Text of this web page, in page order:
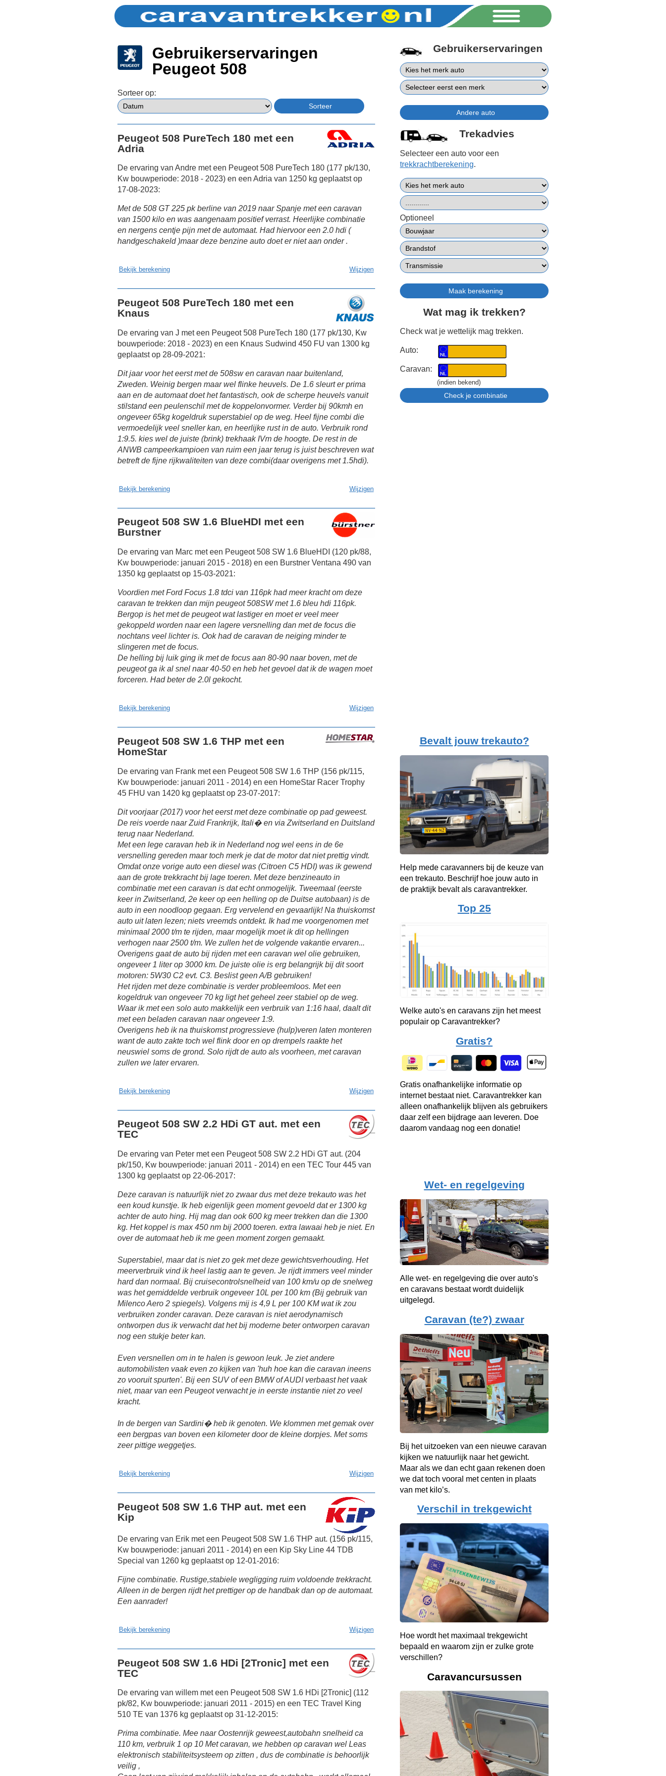
Gebruikerservaringen
Peugeot 508
Sorteer op:
Peugeot 508 PureTech 180 met een
Adria
De ervaring van Andre met een Peugeot 508 PureTech 180 (177 pk/130,
Kw bouwperiode: 2018 - 2023) en een Adria van 1250 kg geplaatst op
17-08-2023:
Met de 508 GT 225 pk berline van 2019 naar Spanje met een caravan
van 1500 kilo en was aangenaam positief verrast. Heerlijke combinatie
en nergens centje pijn met de automaat. Had hiervoor een 2.0 hdi (
handgeschakeld )maar deze benzine auto doet er niet aan onder .
Bekijk berekening Wijzigen
Peugeot 508 PureTech 180 met een
Knaus
De ervaring van J met een Peugeot 508 PureTech 180 (177 pk/130, Kw
bouwperiode: 2018 - 2023) en een Knaus Sudwind 450 FU van 1300 kg
geplaatst op 28-09-2021:
Dit jaar voor het eerst met de 508sw en caravan naar buitenland,
Zweden. Weinig bergen maar wel flinke heuvels. De 1.6 sleurt er prima
aan en de automaat doet het fantastisch, ook de scherpe heuvels vanuit
stilstand een peulenschil met de koppelonvormer. Verder bij 90kmh en
ongeveer 65kg kogeldruk superstabiel op de weg. Heel fijne combi die
vermoedelijk veel sneller kan, en heerlijke rust in de auto. Verbruik rond
1:9.5. kies wel de juiste (brink) trekhaak IVm de hoogte. De rest in de
ANWB campeerkampioen van ruim een jaar terug is juist beschreven wat
betreft de fijne rijkwaliteiten van deze combi(daar overigens met 1.5hdi).
Bekijk berekening Wijzigen
Peugeot 508 SW 1.6 BlueHDI met een
Burstner
De ervaring van Marc met een Peugeot 508 SW 1.6 BlueHDI (120 pk/88,
Kw bouwperiode: januari 2015 - 2018) en een Burstner Ventana 490 van
1350 kg geplaatst op 15-03-2021:
Voordien met Ford Focus 1.8 tdci van 116pk had meer kracht om deze
caravan te trekken dan mijn peugeot 508SW met 1.6 bleu hdi 116pk.
Bergop is het met de peugeot wat lastiger en moet er veel meer
gekoppeld worden naar een lagere versnelling dan met de focus die
nochtans veel lichter is. Ook had de caravan de neiging minder te
slingeren met de focus.
De helling bij luik ging ik met de focus aan 80-90 naar boven, met de
peugeot ga ik al snel naar 40-50 en heb het gevoel dat ik de wagen moet
forceren. Had beter de 2.0l gekocht.
Bekijk berekening Wijzigen
Peugeot 508 SW 1.6 THP met een
HomeStar
De ervaring van Frank met een Peugeot 508 SW 1.6 THP (156 pk/115,
Kw bouwperiode: januari 2011 - 2014) en een HomeStar Racer Trophy
45 FHU van 1420 kg geplaatst op 23-07-2017:
Dit voorjaar (2017) voor het eerst met deze combinatie op pad geweest.
De reis voerde naar Zuid Frankrijk, Itali� en via Zwitserland en Duitsland
terug naar Nederland.
Met een lege caravan heb ik in Nederland nog wel eens in de 6e
versnelling gereden maar toch merk je dat de motor dat niet prettig vindt.
Omdat onze vorige auto een diesel was (Citroen C5 HDI) was ik gewend
aan de grote trekkracht bij lage toeren. Met deze benzineauto in
combinatie met een caravan is dat echt onmogelijk. Tweemaal (eerste
keer in Zwitserland, 2e keer op een helling op de Duitse autobaan) is de
auto in een noodloop gegaan. Erg vervelend en gevaarlijk! Na thuiskomst
auto uit laten lezen; niets vreemds ontdekt. Ik had me voorgenomen met
minimaal 2000 t/m te rijden, maar mogelijk moet ik dit op hellingen
verhogen naar 2500 t/m. We zullen het de volgende vakantie ervaren...
Overigens gaat de auto bij rijden met een caravan wel olie gebruiken,
ongeveer 1 liter op 3000 km. De juiste olie is erg belangrijk bij dit soort
motoren: 5W30 C2 evt. C3. Beslist geen A/B gebruiken!
Het rijden met deze combinatie is verder probleemloos. Met een
kogeldruk van ongeveer 70 kg ligt het geheel zeer stabiel op de weg.
Waar ik met een solo auto makkelijk een verbruik van 1:16 haal, daalt dit
met een beladen caravan naar ongeveer 1:9.
Overigens heb ik na thuiskomst progressieve (hulp)veren laten monteren
want de auto zakte toch wel flink door en op drempels raakte het
neuswiel soms de grond. Solo rijdt de auto als voorheen, met caravan
zullen we later ervaren.
Bekijk berekening Wijzigen
Peugeot 508 SW 2.2 HDi GT aut. met een
TEC
De ervaring van Peter met een Peugeot 508 SW 2.2 HDi GT aut. (204
pk/150, Kw bouwperiode: januari 2011 - 2014) en een TEC Tour 445 van
1300 kg geplaatst op 22-06-2017:
Deze caravan is natuurlijk niet zo zwaar dus met deze trekauto was het
een koud kunstje. Ik heb eigenlijk geen moment gevoeld dat er 1300 kg
achter de auto hing. Hij mag dan ook 600 kg meer trekken dan die 1300
kg. Het koppel is max 450 nm bij 2000 toeren. extra lawaai heb je niet. En
over de automaat heb ik me geen moment zorgen gemaakt.
Superstabiel, maar dat is niet zo gek met deze gewichtsverhouding. Het
meerverbruik vind ik heel lastig aan te geven. Je rijdt immers veel minder
hard dan normaal. Bij cruisecontrolsnelheid van 100 km/u op de snelweg
was het gemiddelde verbruik ongeveer 10L per 100 km (Bij gebruik van
Milenco Aero 2 spiegels). Volgens mij is 4,9 L per 100 KM wat ik zou
verbruiken zonder caravan. Deze caravan is niet aerodynamisch
ontworpen dus ik verwacht dat het bij moderne beter ontworpen caravan
nog een stukje beter kan.
Even versnellen om in te halen is gewoon leuk. Je ziet andere
automobilisten vaak even zo kijken van 'huh hoe kan die caravan ineens
zo vooruit spurten'. Bij een SUV of een BMW of AUDI verbaast het vaak
niet, maar van een Peugeot verwacht je in eerste instantie niet zo veel
kracht.
In de bergen van Sardini� heb ik genoten. We klommen met gemak over
een bergpas van boven een kilometer door de kleine dorpjes. Met soms
zeer pittige weggetjes.
Bekijk berekening Wijzigen
Peugeot 508 SW 1.6 THP aut. met een
Kip
De ervaring van Erik met een Peugeot 508 SW 1.6 THP aut. (156 pk/115,
Kw bouwperiode: januari 2011 - 2014) en een Kip Sky Line 44 TDB
Special van 1260 kg geplaatst op 12-01-2016:
Fijne combinatie. Rustige,stabiele wegligging ruim voldoende trekkracht.
Alleen in de bergen rijdt het prettiger op de handbak dan op de automaat.
Een aanrader!
Bekijk berekening Wijzigen
Peugeot 508 SW 1.6 HDi [2Tronic] met een
TEC
De ervaring van willem met een Peugeot 508 SW 1.6 HDi [2Tronic] (112
pk/82, Kw bouwperiode: januari 2011 - 2015) en een TEC Travel King
510 TE van 1376 kg geplaatst op 31-12-2015:
Prima combinatie. Mee naar Oostenrijk geweest,autobahn snelheid ca
110 km, verbruik 1 op 10 Met caravan, we hebben op caravan wel Leas
elektronisch stabiliteitsysteem op zitten , dus de combinatie is behoorlijk
veilig ,
Gebruikerservaringen
Trekadvies
Selecteer een auto voor een
trekkrachtberekening.
Optioneel
Wat mag ik trekken?
Check wat je wettelijk mag trekken.
Auto:
Caravan:
(indien bekend)
Bevalt jouw trekauto?
Help mede caravanners bij de keuze van
een trekauto. Beschrijf hoe jouw auto in
de praktijk bevalt als caravantrekker.
Top 25
Welke auto's en caravans zijn het meest
populair op Caravantrekker?
Gratis?
Gratis onafhankelijke informatie op
internet bestaat niet. Caravantrekker kan
alleen onafhankelijk blijven als gebruikers
daar zelf een bijdrage aan leveren. Doe
daarom vandaag nog een donatie!
Wet- en regelgeving
Alle wet- en regelgeving die over auto's
en caravans bestaat wordt duidelijk
uitgelegd.
Caravan (te?) zwaar
Bij het uitzoeken van een nieuwe caravan
kijken we natuurlijk naar het gewicht.
Maar als we dan echt gaan rekenen doen
we dat toch vooral met centen in plaats
van met kilo’s.
Verschil in trekgewicht
Hoe wordt het maximaal trekgewicht
bepaald en waarom zijn er zulke grote
verschillen?
Caravancursussen